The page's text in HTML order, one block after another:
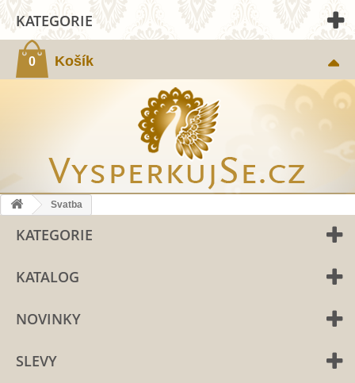
0 Košík
KATEGORIE
Svatba
KATEGORIE
KATALOG
NOVINKY
SLEVY